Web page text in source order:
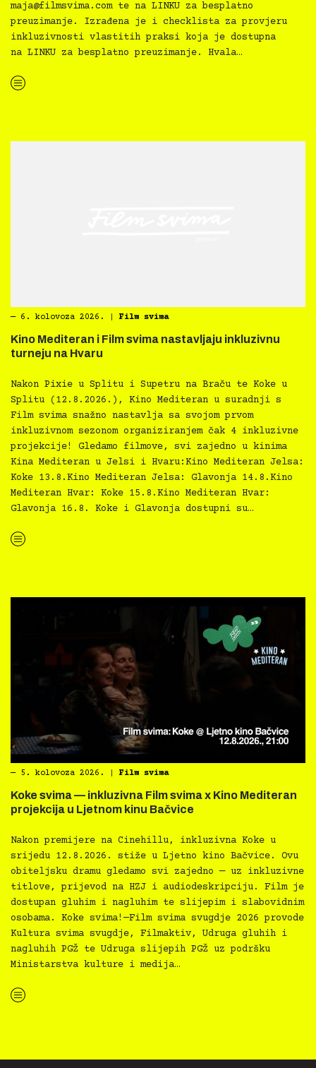
maja@filmsvima.comte na LINKU za besplatno
preuzimanje. Izrađena je i checklista za provjeru
inkluzivnosti vlastitih praksi koja je dostupna
na LINKU za besplatno preuzimanje. Hvala…
“Kultura svima — Smjernice za inkluzivne kulturne prakse”
― 6. kolovoza 2026. Film svima
Kino Mediteran i Film svima nastavljaju inkluzivnu
turneju na Hvaru
Nakon Pixie u Splitu i Supetru na Braču te Koke u
Splitu (12.8.2026.), Kino Mediteran u suradnji s
Film svima snažno nastavlja sa svojom prvom
inkluzivnom sezonom organiziranjem čak 4 inkluzivne
projekcije! Gledamo filmove, svi zajedno u kinima
Kina Mediteran u Jelsi i Hvaru:Kino Mediteran Jelsa:
Koke 13.8.Kino Mediteran Jelsa: Glavonja 14.8.Kino
Mediteran Hvar: Koke 15.8.Kino Mediteran Hvar:
Glavonja 16.8. Koke i Glavonja dostupni su…
“Kino Mediteran i Film svima nastavljaju inkluzivnu turneju na Hvaru”
― 5. kolovoza 2026. Film svima
Koke svima — inkluzivna Film svima x Kino Mediteran
projekcija u Ljetnom kinu Bačvice
Nakon premijere na Cinehillu, inkluzivna Koke u
srijedu 12.8.2026. stiže u Ljetno kino Bačvice. Ovu
obiteljsku dramu gledamo svi zajedno — uz inkluzivne
titlove, prijevod na HZJ i audiodeskripciju. Film je
dostupan gluhim i nagluhim te slijepim i slabovidnim
osobama. Koke svima!—Film svima svugdje 2026 provode
Kultura svima svugdje, Filmaktiv, Udruga gluhih i
nagluhih PGŽ te Udruga slijepih PGŽ uz podršku
Ministarstva kulture i medija…
“Koke svima — inkluzivna Film svima x Kino Mediteran projekcija u Ljetnom kinu Bačvice”